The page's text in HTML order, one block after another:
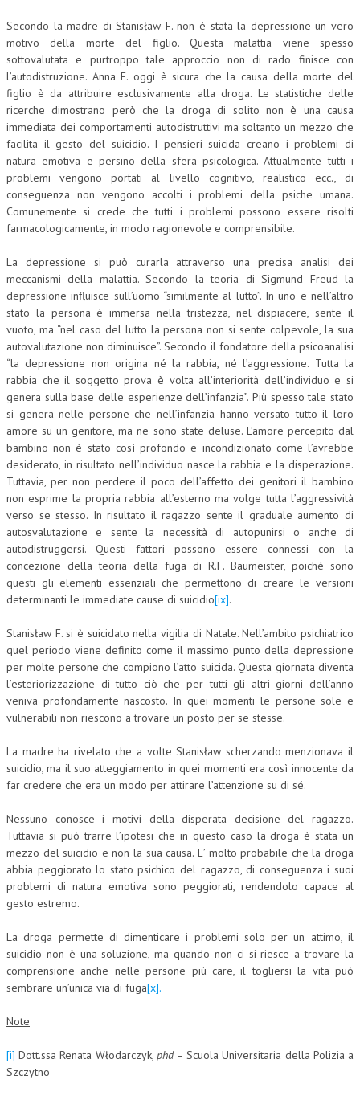
Secondo la madre di Stanisław F. non è stata la depressione un vero
motivo della morte del figlio. Questa malattia viene spesso
sottovalutata e purtroppo tale approccio non di rado finisce con
l’autodistruzione. Anna F. oggi è sicura che la causa della morte del
figlio è da attribuire esclusivamente alla droga. Le statistiche delle
ricerche dimostrano però che la droga di solito non è una causa
immediata dei comportamenti autodistruttivi ma soltanto un mezzo che
facilita il gesto del suicidio. I pensieri suicida creano i problemi di
natura emotiva e persino della sfera psicologica. Attualmente tutti i
problemi vengono portati al livello cognitivo, realistico ecc., di
conseguenza non vengono accolti i problemi della psiche umana.
Comunemente si crede che tutti i problemi possono essere risolti
farmacologicamente, in modo ragionevole e comprensibile.
La depressione si può curarla attraverso una precisa analisi dei
meccanismi della malattia. Secondo la teoria di Sigmund Freud la
depressione influisce sull’uomo “similmente al lutto”. In uno e nell’altro
stato la persona è immersa nella tristezza, nel dispiacere, sente il
vuoto, ma “nel caso del lutto la persona non si sente colpevole, la sua
autovalutazione non diminuisce”. Secondo il fondatore della psicoanalisi
“la depressione non origina né la rabbia, né l’aggressione. Tutta la
rabbia che il soggetto prova è volta all’interiorità dell’individuo e si
genera sulla base delle esperienze dell’infanzia”. Più spesso tale stato
si genera nelle persone che nell’infanzia hanno versato tutto il loro
amore su un genitore, ma ne sono state deluse. L’amore percepito dal
bambino non è stato così profondo e incondizionato come l’avrebbe
desiderato, in risultato nell’individuo nasce la rabbia e la disperazione.
Tuttavia, per non perdere il poco dell’affetto dei genitori il bambino
non esprime la propria rabbia all’esterno ma volge tutta l’aggressività
verso se stesso. In risultato il ragazzo sente il graduale aumento di
autosvalutazione e sente la necessità di autopunirsi o anche di
autodistruggersi. Questi fattori possono essere connessi con la
concezione della teoria della fuga di R.F. Baumeister, poiché sono
questi gli elementi essenziali che permettono di creare le versioni
determinanti le immediate cause di suicidio[ix].
Stanisław F. si è suicidato nella vigilia di Natale. Nell’ambito psichiatrico
quel periodo viene definito come il massimo punto della depressione
per molte persone che compiono l’atto suicida. Questa giornata diventa
l’esteriorizzazione di tutto ciò che per tutti gli altri giorni dell’anno
veniva profondamente nascosto. In quei momenti le persone sole e
vulnerabili non riescono a trovare un posto per se stesse.
La madre ha rivelato che a volte Stanisław scherzando menzionava il
suicidio, ma il suo atteggiamento in quei momenti era così innocente da
far credere che era un modo per attirare l’attenzione su di sé.
Nessuno conosce i motivi della disperata decisione del ragazzo.
Tuttavia si può trarre l’ipotesi che in questo caso la droga è stata un
mezzo del suicidio e non la sua causa. E’ molto probabile che la droga
abbia peggiorato lo stato psichico del ragazzo, di conseguenza i suoi
problemi di natura emotiva sono peggiorati, rendendolo capace al
gesto estremo.
La droga permette di dimenticare i problemi solo per un attimo, il
suicidio non è una soluzione, ma quando non ci si riesce a trovare la
comprensione anche nelle persone più care, il togliersi la vita può
sembrare un’unica via di fuga[x].
Note
[i] Dott.ssa Renata Włodarczyk, phd– Scuola Universitaria della Polizia a
Szczytno